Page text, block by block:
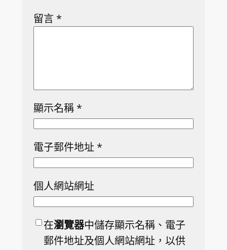
留言 *
顯示名稱 *
電子郵件地址 *
個人網站網址
在瀏覽器中儲存顯示名稱、電子
郵件地址及個人網站網址，以供